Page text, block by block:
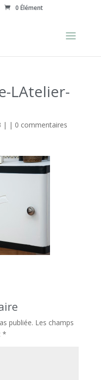
0 Élément
LAtelier-
| | 0 commentaires
publiée. Les champs
*